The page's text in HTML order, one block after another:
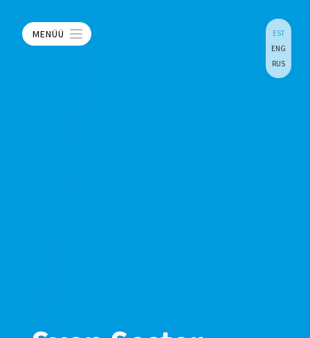
MENÜÜ
EST
ENG
RUS